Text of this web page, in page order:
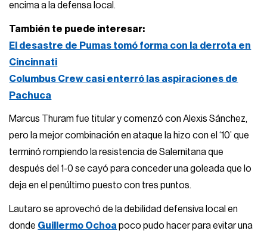
encima a la defensa local.
También te puede interesar:
El desastre de Pumas tomó forma con la derrota en
Cincinnati
Columbus Crew casi enterró las aspiraciones de
Pachuca
Marcus Thuram fue titular y comenzó con Alexis Sánchez,
pero la mejor combinación en ataque la hizo con el ‘10’ que
terminó rompiendo la resistencia de Salernitana que
después del 1-0 se cayó para conceder una goleada que lo
deja en el penúltimo puesto con tres puntos.
Lautaro se aprovechó de la debilidad defensiva local en
donde Guillermo Ochoa poco pudo hacer para evitar una